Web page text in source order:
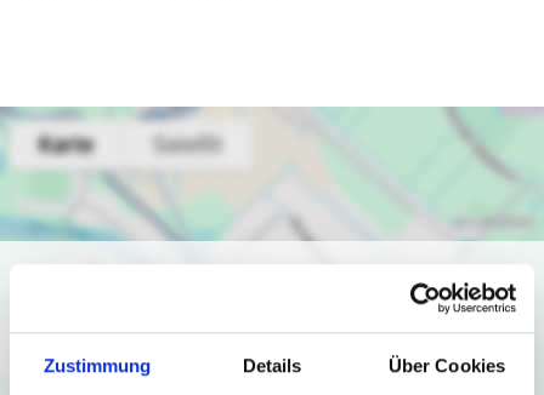
Zustimmung Details Über Cookies
Ich bin damit einverstanden, dass mir Karten von Google
angezeigt werden. Es gelten die
Datenschutzbedingungen von Google
(https://policies.google.com/privacy).